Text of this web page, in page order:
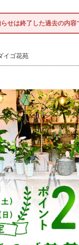
せは終了した過去の内容
ゴ花苑